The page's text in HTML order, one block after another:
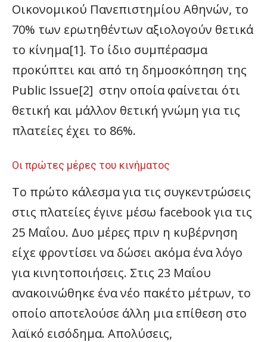
Οικονομικού Πανεπιστημίου Αθηνών, το
70% των ερωτηθέντων αξιολογούν θετικά
το κίνημα[1]. Το ίδιο συμπέρασμα
προκύπτει και από τη δημοσκόπηση της
Public Issue[2] στην οποία φαίνεται ότι
θετική και μάλλον θετική γνώμη για τις
πλατείες έχει το 86%.
Οι πρώτες μέρες του κινήματος
Το πρώτο κάλεσμα για τις συγκεντρώσεις
στις πλατείες έγινε μέσω facebook για τις
25 Μαΐου. Δυο μέρες πριν η κυβέρνηση
είχε φροντίσει να δώσει ακόμα ένα λόγο
για κινητοποιήσεις. Στις 23 Μαΐου
ανακοινώθηκε ένα νέο πακέτο μέτρων, το
οποίο αποτελούσε άλλη μια επίθεση στο
λαϊκό εισόδημα. Απολύσεις,